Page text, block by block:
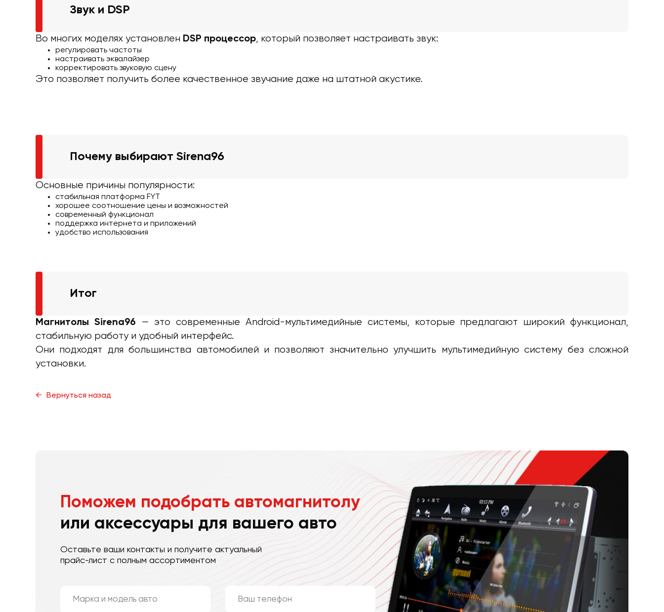
Звук и DSP
Во многих моделях установлен DSP процессор, который позволяет настраивать звук:
регулировать частоты
настраивать эквалайзер
корректировать звуковую сцену
Это позволяет получить более качественное звучание даже на штатной акустике.
Почему выбирают Sirena96
Основные причины популярности:
стабильная платформа FYT
хорошее соотношение цены и возможностей
современный функционал
поддержка интернета и приложений
удобство использования
Итог
Магнитолы Sirena96 — это современные Android-мультимедийные системы, которые предлагают широкий функционал,
стабильную работу и удобный интерфейс.
Они подходят для большинства автомобилей и позволяют значительно улучшить мультимедийную систему без сложной
установки.
Вернуться назад
Поможем подобрать автомагнитолу
или аксессуары для вашего авто
Оставьте ваши контакты и получите актуальный
прайс-лист с полным ассортиментом